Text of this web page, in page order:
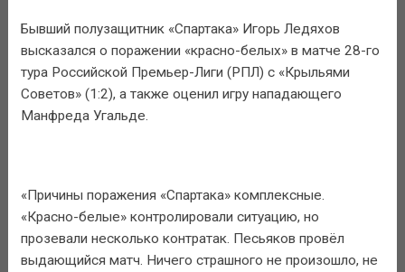
Бывший полузащитник «Спартака» Игорь Ледяхов
высказался о поражении «красно-белых» в матче 28-го
тура Российской Премьер-Лиги (РПЛ) с «Крыльями
Советов» (1:2), а также оценил игру нападающего
Манфреда Угальде.
«Причины поражения «Спартака» комплексные.
«Красно-белые» контролировали ситуацию, но
прозевали несколько контратак. Песьяков провёл
выдающийся матч. Ничего страшного не произошло, не